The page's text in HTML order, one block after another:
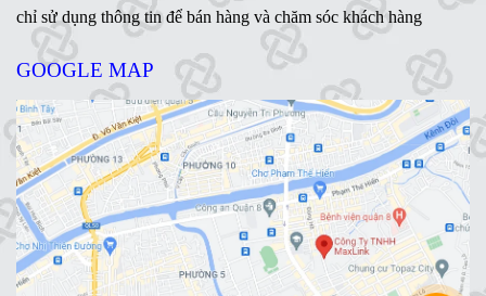
chỉ sử dụng thông tin để bán hàng và chăm sóc khách hàng
GOOGLE MAP